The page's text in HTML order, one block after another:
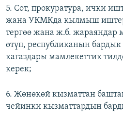
5. Сот, прокуратура, ички
жана УКМКда кылмыш
тергөө жана ж.б. жараяндар
өтүп, республиканын
кагаздары мамлекеттик
керек;
6. Жөнөкөй кызматтан
чейинки кызматтардын